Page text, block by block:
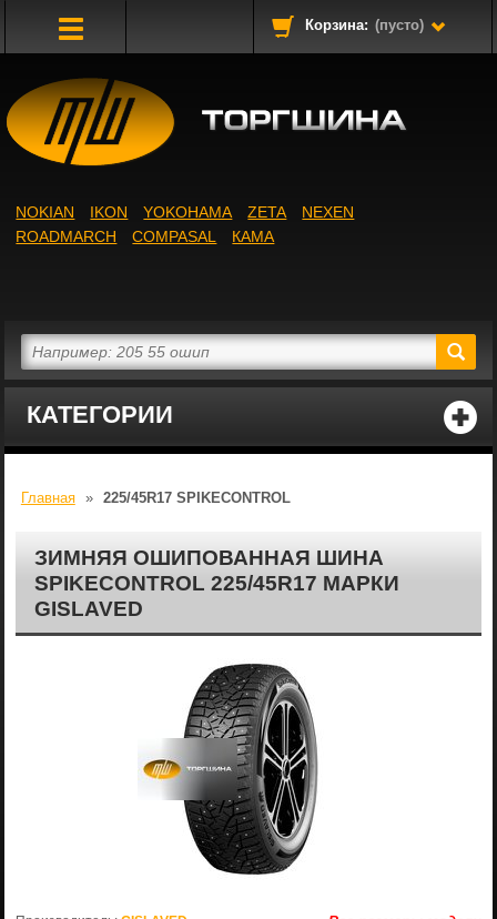
Корзина: (пусто)
КАТЕГОРИИ
NOKIAN IKON YOKOHAMA ZETA
NEXEN
ROADMARCH
COMPASAL КАМА
Главная » 225/45R17 SPIKECONTROL
ЗИМНЯЯ ОШИПОВАННАЯ ШИНА
SPIKECONTROL 225/45R17 МАРКИ
GISLAVED